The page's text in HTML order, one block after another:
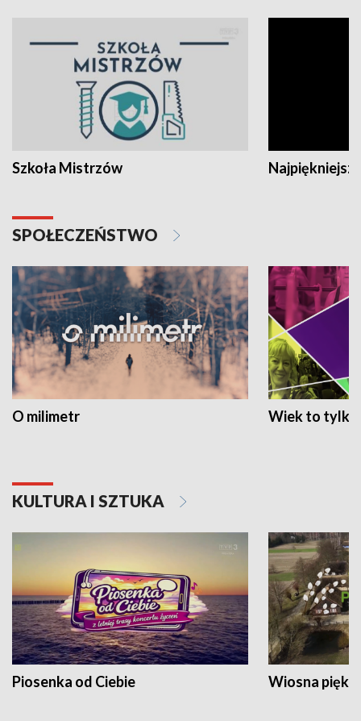
Szkoła Mistrzów
SPOŁECZEŃSTWO
O milimetr Wiek to tylko
KULTURA I SZTUKA
Piosenka od Ciebie Wiosna